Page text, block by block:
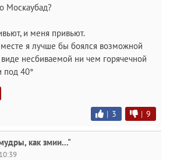
Москаубад?
и меня привьют.
я лучше бы боялся возможной
несбиваемой ни чем горячечной
под 40°
| 3 | 9
как змии..."